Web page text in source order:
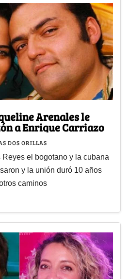
Arenales le
a Enrique Carriazo
DOS ORILLAS
Reyes el bogotano y la cubana
y la unión duró 10 años
caminos